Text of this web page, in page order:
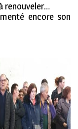
renouveler…
encore son